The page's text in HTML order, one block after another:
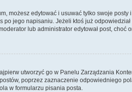
możesz edytować i usuwać tylko swoje
jego napisaniu. Jeżeli ktoś już
lub administrator edytował post,
utworzyć go w Panelu Zarządzania
poprzez zaznaczenie odpowiedniego
w formularzu pisania posta.